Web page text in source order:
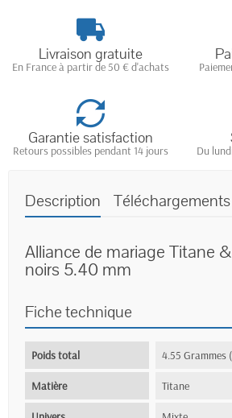
Livraison gratuite
En France à partir de 50 € d'achats
Garantie satisfaction
Retours possibles pendant 14 jours Du
Description Téléchargements
Alliance de mariage Titane
noirs 5.40 mm
Fiche technique
Poids total 4.55 Grammes
Matière Titane